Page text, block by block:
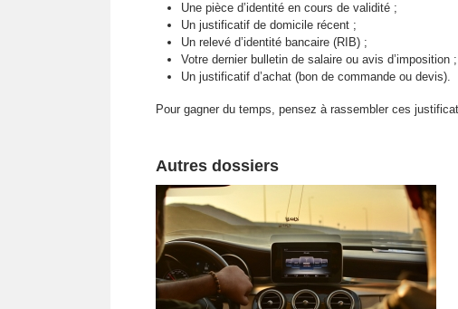
Une pièce d’identité en cours de validité ;
Un justificatif de domicile récent ;
Un relevé d’identité bancaire (RIB) ;
Votre dernier bulletin de salaire ou avis d’imposition ;
Un justificatif d’achat (bon de commande ou devis).
Pour gagner du temps, pensez à rassembler ces
Autres dossiers